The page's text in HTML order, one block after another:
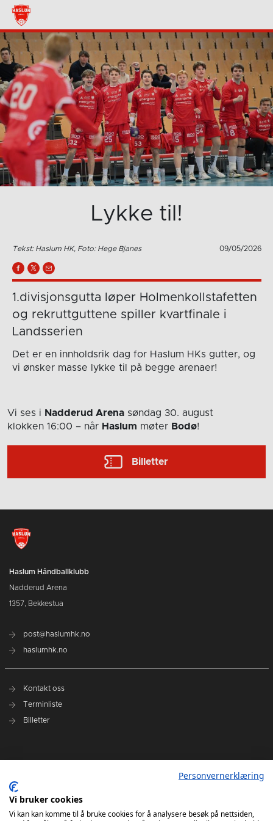
Lykke til!
Tekst: Haslum HK, Foto: Hege Bjanes 09/05/2026
1.divisjonsgutta løper Holmenkollstafetten
og rekruttguttene spiller kvartfinale i
Landsserien
Det er en innholdsrik dag for Haslum HKs gutter, og
vi ønsker masse lykke til på begge arenaer!
Vi ses i Nadderud Arena søndag 30. august
klokken 16:00 – når Haslum møter Bodø!
Billetter
Haslum Håndballklubb
Nadderud Arena
1357, Bekkestua
post@haslumhk.no
haslumhk.no
Kontakt oss
Terminliste
Billetter
Ansvarlig redaktør: Tore Solberg
Personvernerklæring
Vi bruker cookies
Vi kan kan komme til å bruke cookies for å analysere besøk på nettsiden,